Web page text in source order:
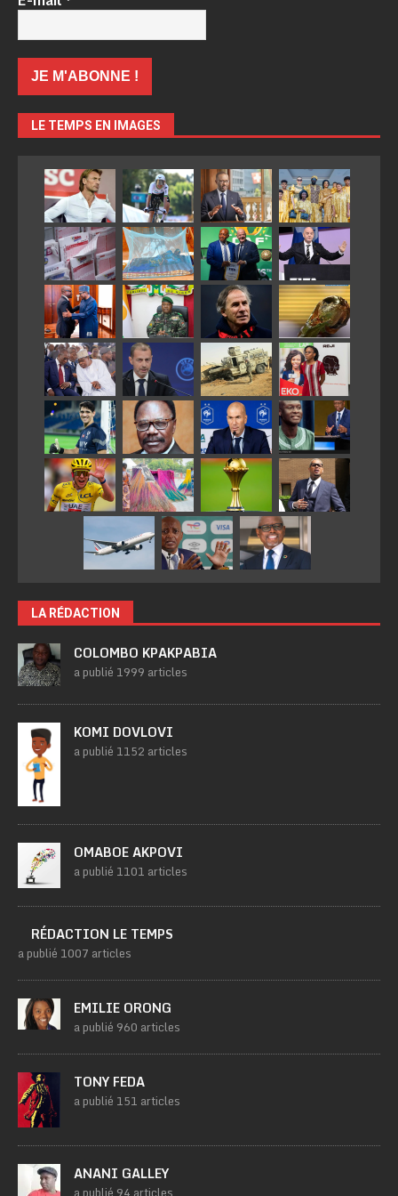
LE TEMPS EN IMAGES
LA RÉDACTION
COLOMBO KPAKPABIA
a publié 1999 articles
KOMI DOVLOVI
a publié 1152 articles
OMABOE AKPOVI
a publié 1101 articles
RÉDACTION LE TEMPS
a publié 1007 articles
EMILIE ORONG
a publié 960 articles
TONY FEDA
a publié 151 articles
ANANI GALLEY